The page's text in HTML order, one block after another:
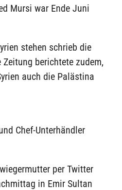
Mursi war Ende Juni
stehen schrieb die
berichtete zudem,
auch die Palästina
Chef-Unterhändler
per Twitter
in Emir Sultan